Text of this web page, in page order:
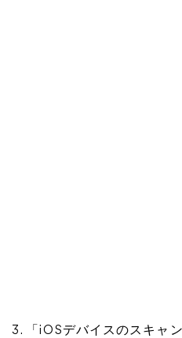
3. 「iOSデバイスのスキャ